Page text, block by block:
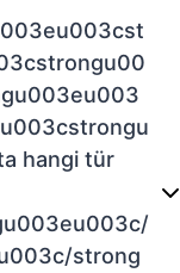
hangi tür
strong